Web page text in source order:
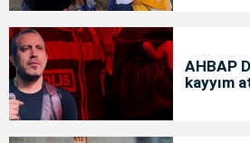
AHBAP
kayyım